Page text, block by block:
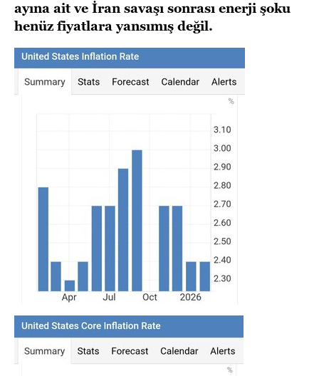
ayına ait ve İran savaşı sonrası enerji şoku
henüz fiyatlara yansımış değil.